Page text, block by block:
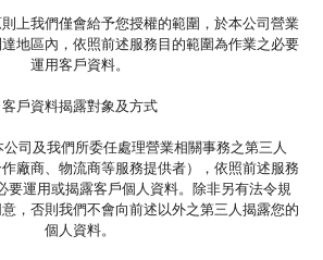
上我們僅會給予您授權的範圍，於本公司營業
地區內，依照前述服務目的範圍為作業之必要
運用客戶資料。
客戶資料揭露對象及方式
及我們所委任處理營業相關事務之第三人
作廠商、物流商等服務提供者），依照前述服務
要運用或揭露客戶個人資料。除非另有法令規
，否則我們不會向前述以外之第三人揭露您的
個人資料。